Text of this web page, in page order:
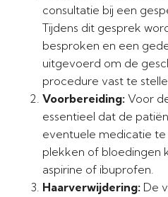
consultatie bij een
Tijdens dit gesprek
besproken en een
uitgevoerd om de
procedure vast te
Voorbereiding: Voor
essentieel dat de
eventuele medicatie
plekken of bloedingen
aspirine of ibuprofen.
Haarverwijdering: De